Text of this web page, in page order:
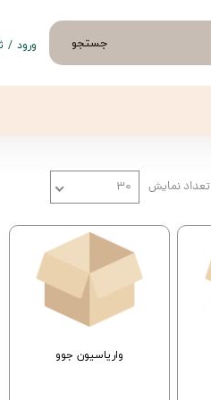
جستجو ورود /
تعداد نمایش ۳۰
واریاسیون جوو